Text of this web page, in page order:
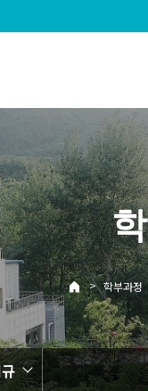
> 학부과정